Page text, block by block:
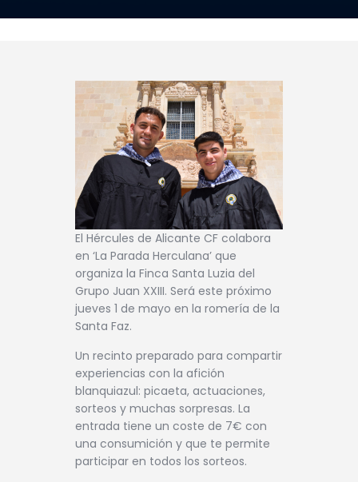
El Hércules de Alicante CF colabora
en ‘La Parada Herculana’ que
organiza la Finca Santa Luzia del
Grupo Juan XXIII. Será este próximo
jueves 1 de mayo en la romería de la
Santa Faz.
Un recinto preparado para compartir
experiencias con la afición
blanquiazul: picaeta, actuaciones,
sorteos y muchas sorpresas. La
entrada tiene un coste de 7€ con
una consumición y que te permite
participar en todos los sorteos.